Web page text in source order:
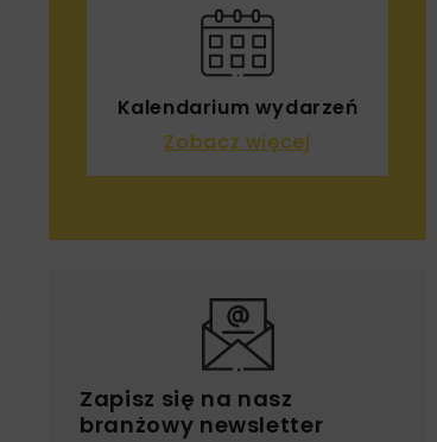
Kalendarium wydarzeń
Zobacz więcej
Zapisz się na nasz
branżowy newsletter